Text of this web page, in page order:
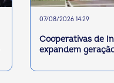
07/08/2026 14:29
Cooperativas de
expandem